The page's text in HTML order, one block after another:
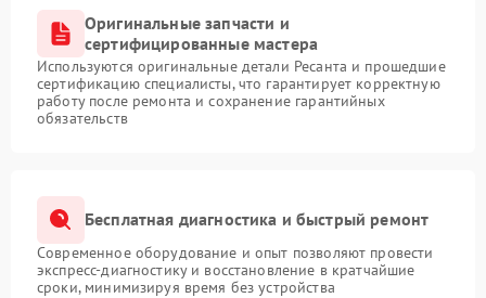
Оригинальные запчасти и
сертифицированные мастера
Используются оригинальные детали Ресанта и прошедшие
сертификацию специалисты, что гарантирует корректную
работу после ремонта и сохранение гарантийных
обязательств
Бесплатная диагностика и быстрый ремонт
Современное оборудование и опыт позволяют провести
экспресс-диагностику и восстановление в кратчайшие
сроки, минимизируя время без устройства